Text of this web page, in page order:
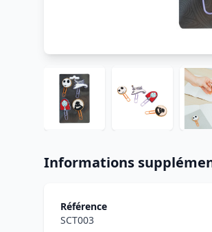
Informations
Référence
SCT003